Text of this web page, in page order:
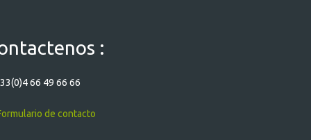
:
66 49 66 66
de contacto